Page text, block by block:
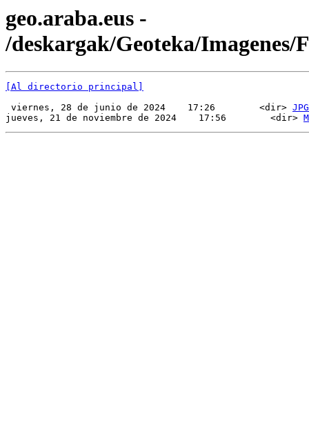
geo.araba.eus -
/deskargak/Geoteka/Imagenes/
[Al directorio principal]
viernes, 28 de junio de 2024    17:26        <dir> JPG
jueves, 21 de noviembre de 2024    17:56        <dir>